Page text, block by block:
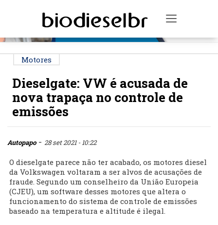
Toggle
Motores
Dieselgate: VW é acusada de
nova trapaça no controle de
emissões
Autopapo- 28 set 2021 - 10:22
O dieselgate parece não ter acabado, os motores diesel
da Volkswagen voltaram a ser alvos de acusações de
fraude. Segundo um conselheiro da União Europeia
(CJEU), um software desses motores que altera o
funcionamento do sistema de controle de emissões
baseado na temperatura e altitude é ilegal.